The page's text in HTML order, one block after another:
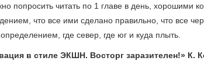
попросить читать по 1 главе в день, хорошими
что все ими сделано правильно, что все
где север, где юг и куда плыть.
в стиле ЭКШН. Восторг заразителен!» К.